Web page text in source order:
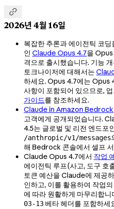

2026년 4월 16일
복잡한 추론과 에이전틱 코
인 Claude Opus 4.7을
격으로 출시했습니다. 기능
토크나이저에 대해서는
하세요. Opus 4.7에는 Opus
사항이 포함되어 있으므로,
가이드를 참조하세요.
Claude in Amazon Bedrock
고객에게 공개되었습니다.
4.5는 글로벌 및 리전 엔드포
/anthropic/v1/messages
해 Bedrock 콘솔에서 셀프
Claude Opus 4.7에서 작업
에이전틱 루프(사고, 도구 호
토큰 예산을 Claude에 제공
인하고, 이를 활용하여 작업
에 따라 원활하게 마무리합니
03-13베타 헤더를 포함하세